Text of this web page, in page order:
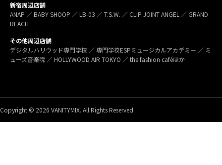
新宿周辺店舗
ANAP ／ BABY SHOOP ／ LB-03 ／ T.S.W. ／ CLIP JOINT ANGEL ／ GRAND
REACH
その他周辺店舗
デジタルハリウッド専門学校 ／ 専門学校ESPミュージカルアカデミー ／ ミ
ューズ音楽院 ／ HOLLYWOOD AIR TOKYO ／ the fashion caféほか
Copyright © 2026 VANITYMIX. All Rights Reserved.